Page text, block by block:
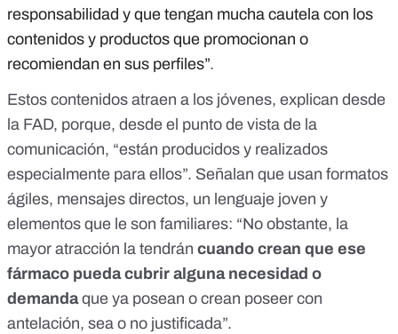
responsabilidad y que tengan mucha cautela con los
contenidos y productos que promocionan o
recomiendan en sus perfiles”.
Estos contenidos atraen a los jóvenes, explican desde
la FAD, porque, desde el punto de vista de la
comunicación, “están producidos y realizados
especialmente para ellos”. Señalan que usan formatos
ágiles, mensajes directos, un lenguaje joven y
elementos que le son familiares: “No obstante, la
mayor atracción la tendrán cuando crean que ese
fármaco pueda cubrir alguna necesidad o
demandaque ya posean o crean poseer con
antelación, sea o no justificada”.